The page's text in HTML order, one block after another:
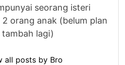
seorang isteri
2 orang anak (belum plan
tambah lagi)
all posts by Bro